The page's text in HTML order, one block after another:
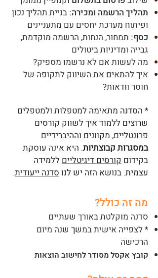
תהליך הרשמה ומכירה: בניית תהליך נכון
ופיתוח מערכת יחסים עם מתעניינים
כסף: תמחור, הנחות, הרשמה מוקדמת,
גבייה ומדיניות ביטולים
מה לעשות אם לא נרשמו מספיק?
איך להתאים את השיווק לתקופה של
חוסר וודאות?
* ​​​הסדנה מתאימה למטפלות ולמטפלים
שרוצים ללמוד איך לשווק קורסים
פרונטליים, מקוונים וההיברידיים
במסגרות קבוצתיות. היא אינה עוסקת
בקידום קורסים דיגיטלייםללמידה
עצמית. בנושא הזה יש לנוסדנה ייעודית.
מה זה כולל?
סדנה מוקלטת באורך שעתיים
* לצפייה אישית במשך שנה מיום
הרכישה
קובץ אקסל מסודר לחישוב הוצאות